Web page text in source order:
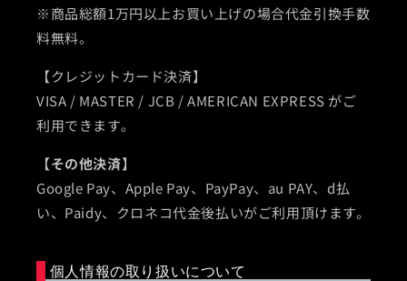
※商品総額1万円以上お買い上げの場合代金引換手数
料無料。
【クレジットカード決済】
VISA / MASTER / JCB / AMERICAN EXPRESS がご
利用できます。
【その他決済】
Google Pay、Apple Pay、PayPay、au PAY、d払
い、Paidy、クロネコ代金後払いがご利用頂けます。
個人情報の取り扱いについて